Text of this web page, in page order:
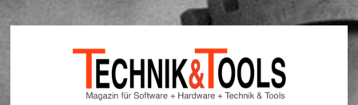
Zur
Hauptnavigation
Zum
Inhalt
Zur
Seitenspalte